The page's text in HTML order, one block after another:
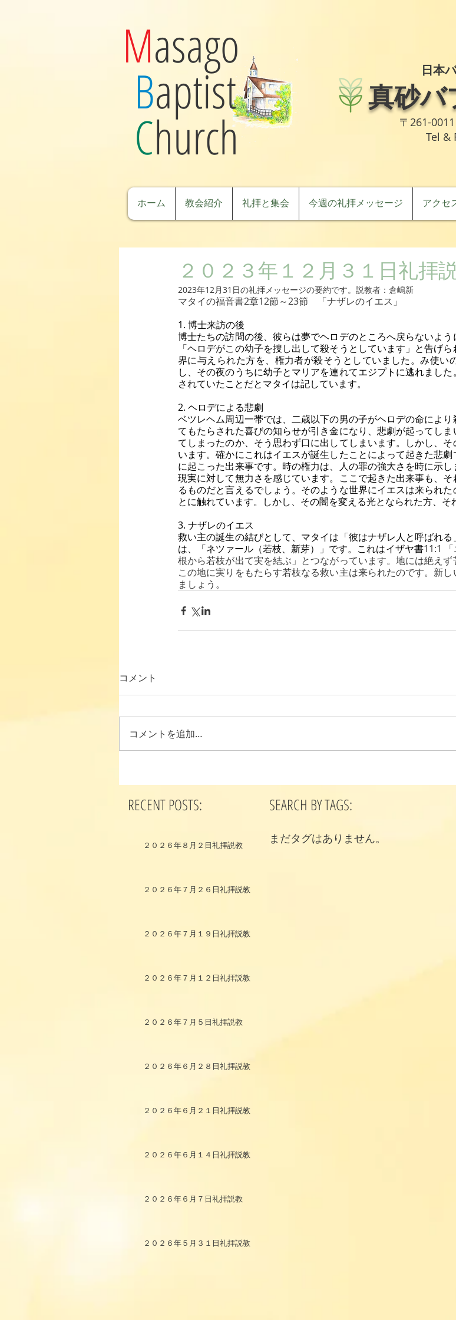
Masago
Baptist
Church
日本
真砂バ
〒261-
Tel &
ホーム 教会紹介 礼拝と集会 今週の礼拝メッセージ アクセ
２０２３年１２月３１日礼拝
2023年12月31日の礼拝メッセージの要約です。説教者：倉嶋新
マタイの福音書2章12節～23節　「ナザレのイエス」
1. 博士来訪の後
博士たちの訪問の後、彼らは夢でヘロデのところへ戻らないよ
「ヘロデがこの幼子を捜し出して殺そうとしています」と告げ
界に与えられた方を、権力者が殺そうとしていました。み使い
し、その夜のうちに幼子とマリアを連れてエジプトに逃れまし
されていたことだとマタイは記しています。
2. ヘロデによる悲劇
ベツレヘム周辺一帯では、二歳以下の男の子がヘロデの命によ
てもたらされた喜びの知らせが引き金になり、悲劇が起ってし
てしまったのか、そう思わず口に出してしまいます。しかし、
います。確かにこれはイエスが誕生したことによって起きた悲
に起こった出来事です。時の権力は、人の罪の強大さを時に示
現実に対して無力さを感じています。ここで起きた出来事も、
るものだと言えるでしょう。そのような世界にイエスは来られ
とに触れています。しかし、その闇を変える光となられた方、そ
3. ナザレのイエス
救い主の誕生の結びとして、マタイは「彼はナザレ人と呼ばれ
は、「ネツァール（若枝、新芽）」です。これはイザヤ書11:1
根から若枝が出て実を結ぶ」とつながっています。地には絶えず
この地に実りをもたらす若枝なる救い主は来られたのです。新
ましょう。
コメント
コメントを追加…
RECENT POSTS: SEARCH BY TAGS:
２０２６年８月２日礼拝説教
２０２６年７月２６日礼拝説教
２０２６年７月１９日礼拝説教
２０２６年７月１２日礼拝説教
２０２６年７月５日礼拝説教
２０２６年６月２８日礼拝説教
２０２６年６月２１日礼拝説教
２０２６年６月１４日礼拝説教
２０２６年６月７日礼拝説教
２０２６年５月３１日礼拝説教
まだタグはありません。